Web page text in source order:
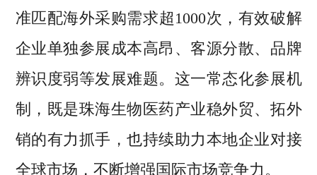
准匹配海外采购需求超1000次，有效破解
企业单独参展成本高昂、客源分散、品牌
辨识度弱等发展难题。这一常态化参展机
制，既是珠海生物医药产业稳外贸、拓外
销的有力抓手，也持续助力本地企业对接
全球市场，不断增强国际市场竞争力。